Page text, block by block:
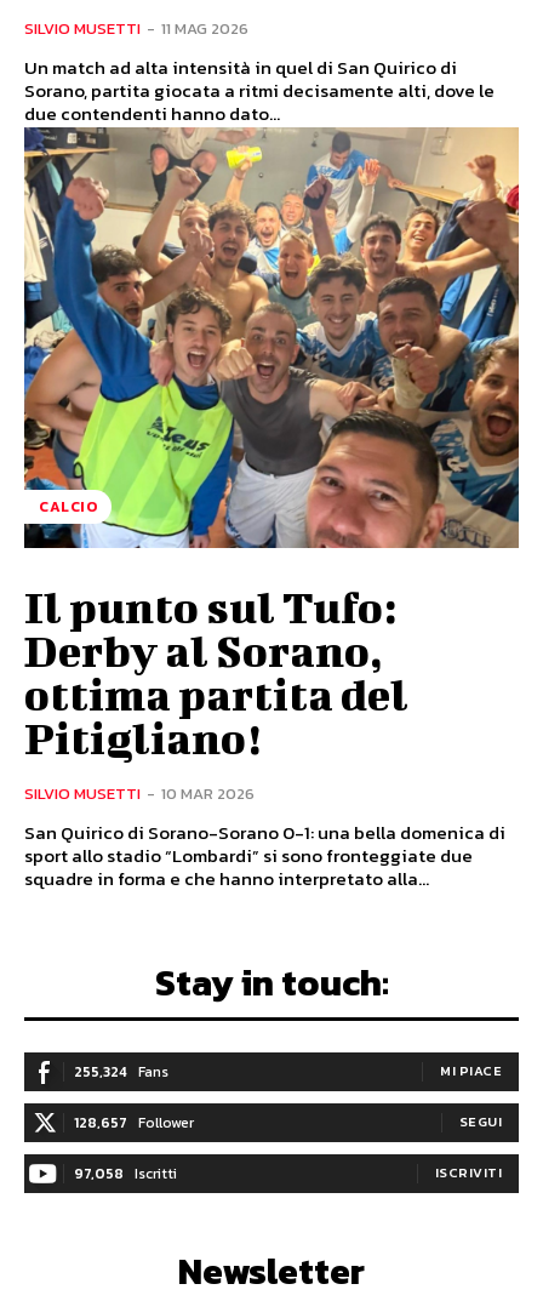
SILVIO MUSETTI - 11 MAG 2026
Un match ad alta intensità in quel di San Quirico di
Sorano, partita giocata a ritmi decisamente alti, dove le
due contendenti hanno dato...
CALCIO
Il punto sul Tufo:
Derby al Sorano,
ottima partita del
Pitigliano!
SILVIO MUSETTI - 10 MAR 2026
San Quirico di Sorano-Sorano 0-1: una bella domenica di
sport allo stadio “Lombardi” si sono fronteggiate due
squadre in forma e che hanno interpretato alla...
Stay in touch:
255,324 Fans MI PIACE
128,657 Follower SEGUI
97,058 Iscritti ISCRIVITI
Newsletter